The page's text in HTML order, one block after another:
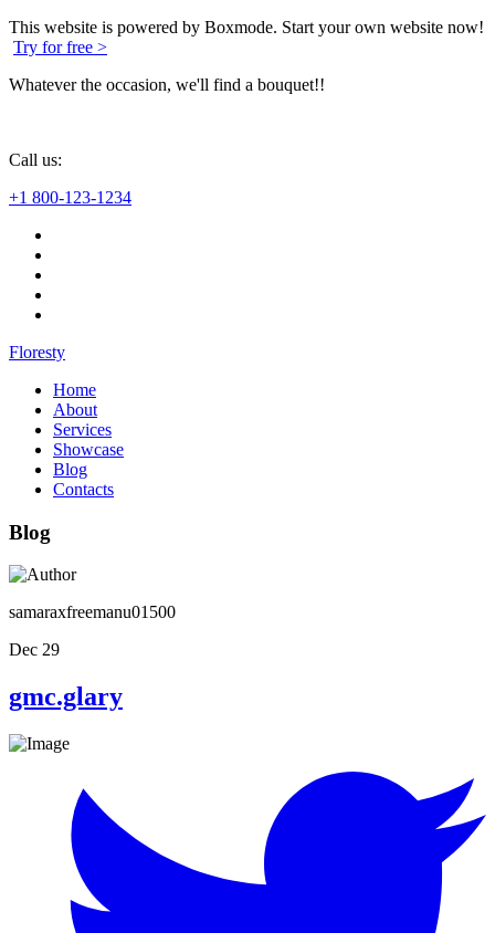
This website is powered by Boxmode. Start your own website now!
Try for free >
Whatever the occasion, we'll find a bouquet!!
Call us:
+1 800-123-1234
Floresty
Home
About
Services
Showcase
Blog
Contacts
Blog
samaraxfreemanu01500
Dec 29
gmc.glary